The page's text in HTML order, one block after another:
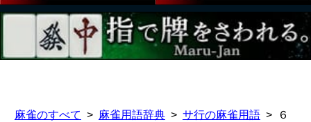
麻雀のすべて 麻雀用語辞典 サ行の麻雀用語
６